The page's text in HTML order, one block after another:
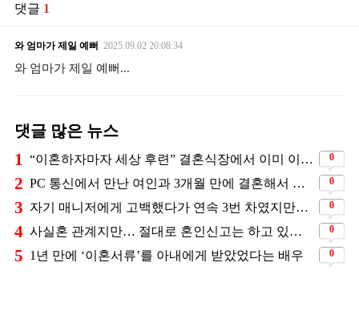
댓글 1
와 엄마가 제일 예뻐 2025.09.02 20:08:34
와 엄마가 제일 예뻐...
댓글 많은 뉴스
1 “이혼하자마자 세상 후련” 결혼식장에서 이미 이혼을 직감했었다는 배우 0
2 PC 통신에서 만난 여인과 3개월 만에 결혼해서 잘 살고 있는 배우 0
3 자기 매니저에게 고백했다가 연속 3번 차였지만… 결국 결혼에 성공한 배우 0
4 사실혼 관계지만… 절대로 혼인신고는 하고 있지 않다는 배우 0
5 1년 만에 ‘이혼서류’를 아내에게 받았었다는 배우 0